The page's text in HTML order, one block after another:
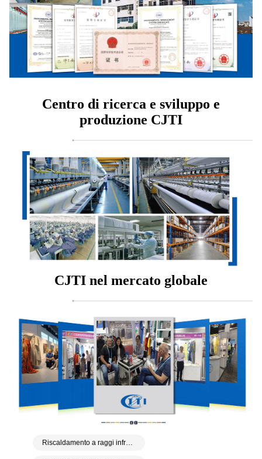
Centro di ricerca e sviluppo e
produzione CJTI
CJTI nel mercato globale
Riscaldamento a raggi infrarossi lontani